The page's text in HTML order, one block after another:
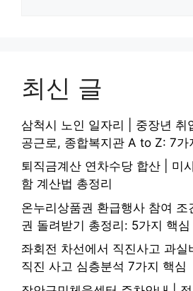
최신 글
삼척시 노인 일자리 | 중장년 취
공근로, 종합복지관 A to Z: 7가
퇴직금계산 연차수당 합산 | 미
함 계산법 총정리
온누리상품권 환급행사 참여
권 돌려받기 총정리: 5가지 핵심
좌회전 차선에서 직진사고 과실
직진 사고 심층분석 7가지 핵심